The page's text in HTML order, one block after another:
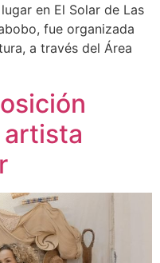
en El Solar de Las
fue organizada
a través del Área
artista